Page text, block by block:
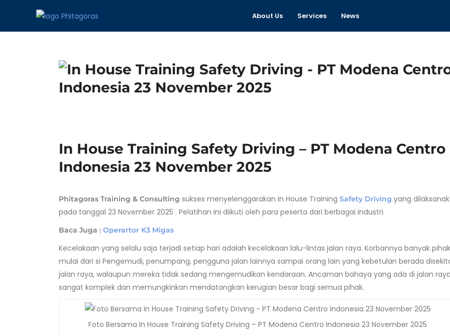
About Us Services News
In House Training Safety Driving – PT Modena Centro
Indonesia 23 November 2025
Phitagoras Training & Consulting sukses menyelenggarakan In House Training Safety Driving yang
pada tanggal 23 November 2025 . Pelatihan ini diikuti oleh para peserta dari berbagai industri.
Baca Juga : Operartor K3 Migas
Kecelakaan yang selalu saja terjadi setiap hari adalah kecelakaan lalu-lintas jalan raya. Korbannya banyak
mulai dari si Pengemudi, penumpang, pengguna jalan lainnya sampai orang lain yang kebetulan berada
jalan raya, walaupun mereka tidak sedang mengemudikan kendaraan. Ancaman bahaya yang ada di jalan
sangat komplek dan memungkinkan mendatangkan kerugian besar bagi semua pihak.
Foto Bersama In House Training Safety Driving – PT Modena Centro Indonesia 23 November 2025